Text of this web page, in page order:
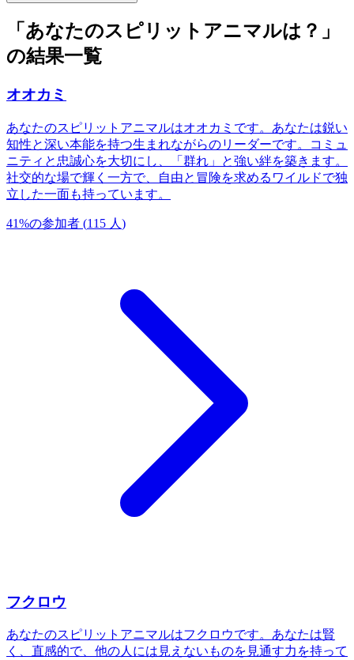
「あなたのスピリットアニマルは？」
の結果一覧
オオカミ
あなたのスピリットアニマルはオオカミです。あなたは鋭い
知性と深い本能を持つ生まれながらのリーダーです。コミュ
ニティと忠誠心を大切にし、「群れ」と強い絆を築きます。
社交的な場で輝く一方で、自由と冒険を求めるワイルドで独
立した一面も持っています。
41%の参加者 (115 人 )
フクロウ
あなたのスピリットアニマルはフクロウです。あなたは賢
く、直感的で、他の人には見えないものを見通す力を持って